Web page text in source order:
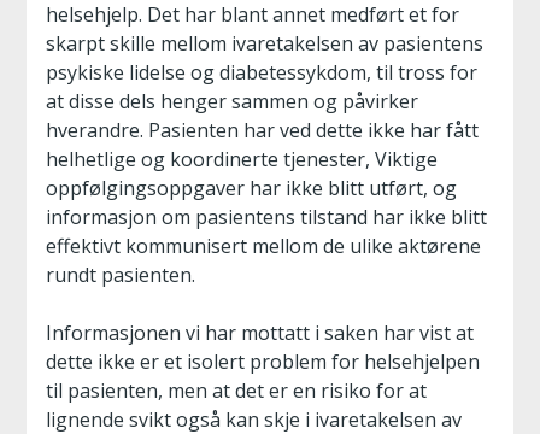
helsehjelp. Det har blant annet medført et for
skarpt skille mellom ivaretakelsen av pasientens
psykiske lidelse og diabetessykdom, til tross for
at disse dels henger sammen og påvirker
hverandre. Pasienten har ved dette ikke har fått
helhetlige og koordinerte tjenester, Viktige
oppfølgingsoppgaver har ikke blitt utført, og
informasjon om pasientens tilstand har ikke blitt
effektivt kommunisert mellom de ulike aktørene
rundt pasienten.
Informasjonen vi har mottatt i saken har vist at
dette ikke er et isolert problem for helsehjelpen
til pasienten, men at det er en risiko for at
lignende svikt også kan skje i ivaretakelsen av